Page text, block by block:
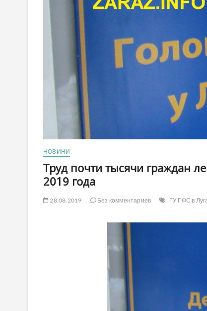
НОВИНИ
Труд почти тысячи граждан
2019 года
28.08.2019 Без комментариев ГУ ГФС в